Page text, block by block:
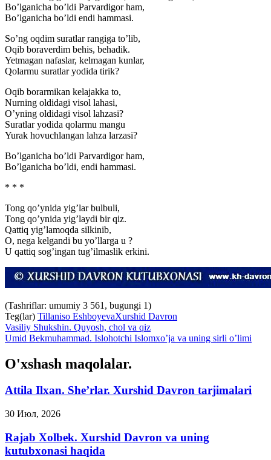
Bo’lganicha bo’ldi Parvardigor ham,
Bo’lganicha bo’ldi endi hammasi.
So’ng oqdim suratlar rangiga to’lib,
Oqib boraverdim behis, behadik.
Yetmagan nafaslar, kelmagan kunlar,
Qolarmu suratlar yodida tirik?
Oqib borarmikan kelajakka to,
Nurning oldidagi visol lahasi,
O’yning oldidagi visol lahzasi?
Suratlar yodida qolarmu mangu
Yurak hovuchlangan lahza larzasi?
Bo’lganicha bo’ldi Parvardigor ham,
Bo’lganicha bo’ldi, endi hammasi.
* * *
Tong qo’ynida yig’lar bulbuli,
Tong qo’ynida yig’laydi bir qiz.
Qattiq yig’lamoqda silkinib,
O, nega kelgandi bu yo’llarga u ?
U qattiq sog’ingan tug’ilmaslik erkini.
(Tashriflar: umumiy 3 561, bugungi 1)
Teg(lar) Tillaniso EshboyevaXurshid Davron
Vasiliy Shukshin. Quyosh, chol va qiz
Umid Bekmuhammad. Islohotchi Islomxo’ja va uning sirli o’limi
O'xshash maqolalar.
Attila Ilxan. She’rlar. Xurshid Davron tarjimalari
30 Июл, 2026
Rajab Xolbek. Xurshid Davron va uning
kutubxonasi haqida